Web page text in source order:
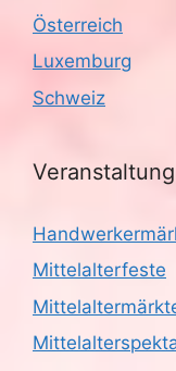
Österreich
Luxemburg
Schweiz
Mittelalterfeste